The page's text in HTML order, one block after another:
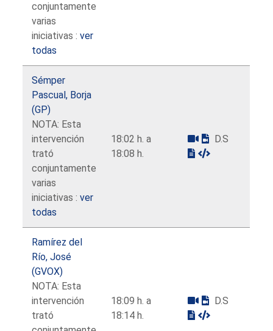
conjuntamente
varias
iniciativas :ver
todas
Sémper
Pascual, Borja
(GP)
NOTA: Esta
intervención
trató
conjuntamente
varias
iniciativas :ver
todas
18:02 h. a
18:08 h.
D.S
Ramírez del
Río, José
(GVOX)
NOTA: Esta
intervención
trató
18:09 h. a
18:14 h.
D.S